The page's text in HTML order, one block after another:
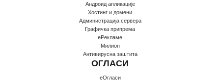
Андроид апликације
Хостинг и домени
Администрација сервера
Графичка припрема
еРекламе
Милион
Антивирусна заштита
ОГЛАСИ
еОгласи